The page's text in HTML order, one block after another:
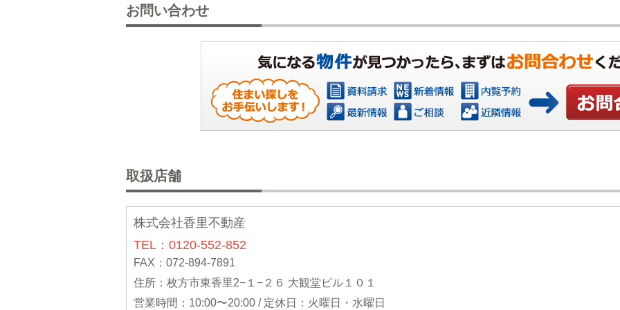
お問い合わせ
取扱店舗
株式会社香里不動産
TEL：0120-552-852
FAX：072-894-7891
住所：枚方市東香里2−１−２６ 大観堂ビル１０１
営業時間：10:00〜20:00 / 定休日：火曜日・水曜日